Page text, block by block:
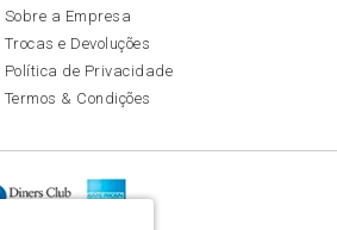
Sobre a Empresa
Trocas e Devoluções
Política de Privacidade
Termos & Condições